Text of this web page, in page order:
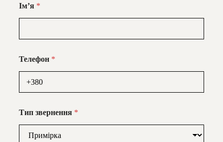
Імʼя *
Телефон *
Тип звернення *